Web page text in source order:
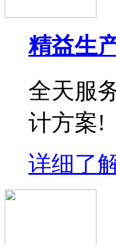
精益生
全天服
计方案!
详细了